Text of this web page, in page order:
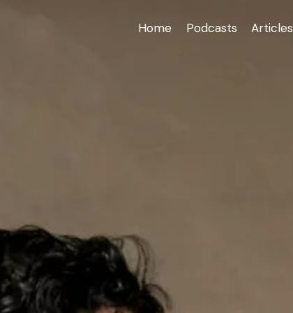
Home Podcasts Articles